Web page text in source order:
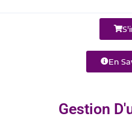
En
Gestion